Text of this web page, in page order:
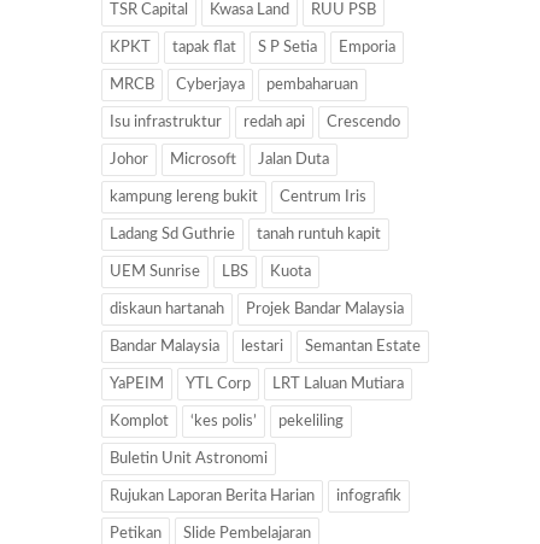
TSR Capital Kwasa Land RUU PSB
KPKT tapak flat S P Setia Emporia
MRCB Cyberjaya pembaharuan
Isu infrastruktur redah api Crescendo
Johor Microsoft Jalan Duta
kampung lereng bukit Centrum Iris
Ladang Sd Guthrie tanah runtuh kapit
UEM Sunrise LBS Kuota
diskaun hartanah Projek Bandar Malaysia
Bandar Malaysia lestari Semantan Estate
YaPEIM YTL Corp LRT Laluan Mutiara
Komplot ‘kes polis’ pekeliling
Buletin Unit Astronomi
Rujukan Laporan Berita Harian infografik
Petikan Slide Pembelajaran